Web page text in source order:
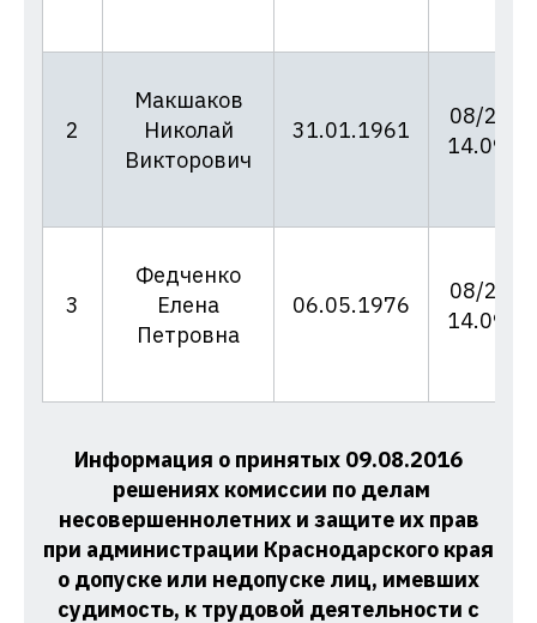
2
Макшаков
Николай
Викторович
31.01.1961
08/24-д
3
Федченко
Елена
Петровна
06.05.1976
08/25-д
Информация о принятых 09.08.2016
решениях комиссии по делам
несовершеннолетних и защите их прав
при администрации Краснодарского края
о допуске или недопуске лиц, имевших
судимость, к трудовой деятельности с